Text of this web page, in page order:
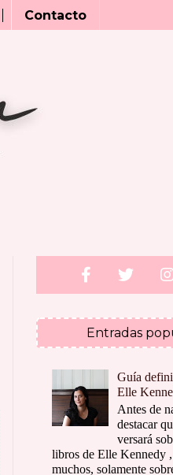
Contacto
Entradas
Guía
Elle
Antes de
destacar
versará
libros de Elle Kennedy
muchos, solamente